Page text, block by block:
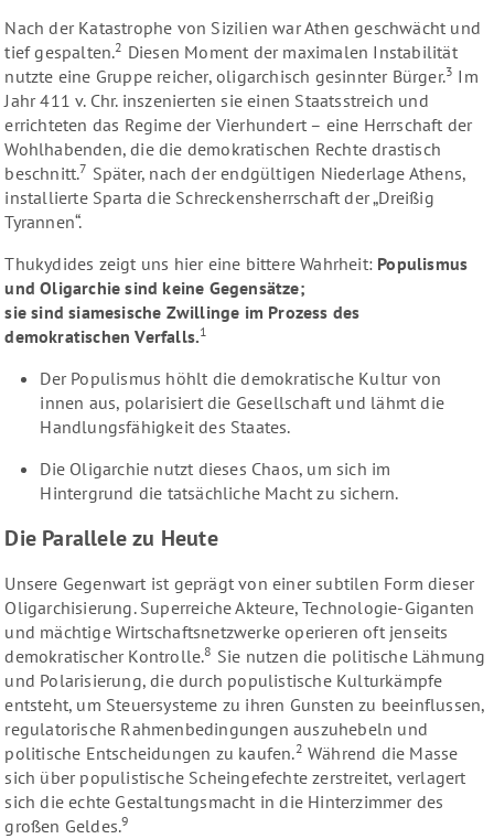
Nach der Katastrophe von Sizilien war Athen geschwächt und
tief gespalten.2 Diesen Moment der maximalen Instabilität
nutzte eine Gruppe reicher, oligarchisch gesinnter Bürger.3 Im
Jahr 411 v. Chr. inszenierten sie einen Staatsstreich und
errichteten das Regime der Vierhundert – eine Herrschaft der
Wohlhabenden, die die demokratischen Rechte drastisch
beschnitt.7 Später, nach der endgültigen Niederlage Athens,
installierte Sparta die Schreckensherrschaft der „Dreißig
Tyrannen“.
Thukydides zeigt uns hier eine bittere Wahrheit: Populismus
und Oligarchie sind keine Gegensätze;
sie sind siamesische Zwillinge im Prozess des
demokratischen Verfalls.1
Der Populismus höhlt die demokratische Kultur von
innen aus, polarisiert die Gesellschaft und lähmt die
Handlungsfähigkeit des Staates.
Die Oligarchie nutzt dieses Chaos, um sich im
Hintergrund die tatsächliche Macht zu sichern.
Die Parallele zu Heute
Unsere Gegenwart ist geprägt von einer subtilen Form dieser
Oligarchisierung. Superreiche Akteure, Technologie-Giganten
und mächtige Wirtschaftsnetzwerke operieren oft jenseits
demokratischer Kontrolle.8 Sie nutzen die politische Lähmung
und Polarisierung, die durch populistische Kulturkämpfe
entsteht, um Steuersysteme zu ihren Gunsten zu beeinflussen,
regulatorische Rahmenbedingungen auszuhebeln und
politische Entscheidungen zu kaufen.2 Während die Masse
sich über populistische Scheingefechte zerstreitet, verlagert
sich die echte Gestaltungsmacht in die Hinterzimmer des
großen Geldes.9